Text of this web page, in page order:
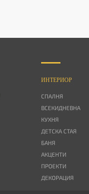
ИНТЕРИОР
СПАЛНЯ
ВСЕКИДНЕВНА
КУХНЯ
ДЕТСКА СТАЯ
БАНЯ
АКЦЕНТИ
ПРОЕКТИ
ДЕКОРАЦИЯ